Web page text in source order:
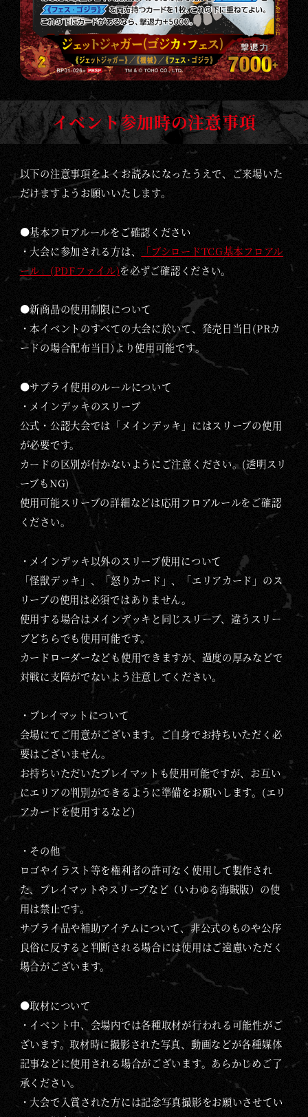
イベント参加時の注意事項
以下の注意事項をよくお読みになったうえで、ご来場いた
だけますようお願いいたします。
●基本フロアルールをご確認ください
・大会に参加される方は、
「ブシロードTCG基本フロアル
ール」(PDFファイル)を必ずご確認ください。
●新商品の使用制限について
・本イベントのすべての大会に於いて、発売日当日(PRカ
ードの場合配布当日)より使用可能です。
●サプライ使用のルールについて
・メインデッキのスリーブ
公式・公認大会では「メインデッキ」にはスリーブの使用
が必要です。
カードの区別が付かないようにご注意ください。(透明スリ
ーブもNG)
使用可能スリーブの詳細などは応用フロアルールをご確認
ください。
・メインデッキ以外のスリーブ使用について
「怪獣デッキ」、「怒りカード」、「エリアカード」のス
リーブの使用は必須ではありません。
使用する場合はメインデッキと同じスリーブ、違うスリー
ブどちらでも使用可能です。
カードローダーなども使用できますが、過度の厚みなどで
対戦に支障がでないよう注意してください。
・プレイマットについて
会場にてご用意がございます。ご自身でお持ちいただく必
要はございません。
お持ちいただいたプレイマットも使用可能ですが、お互い
にエリアの判別ができるように準備をお願いします。(エリ
アカードを使用するなど)
・その他
ロゴやイラスト等を権利者の許可なく使用して製作され
た、プレイマットやスリーブなど（いわゆる海賊版）の使
用は禁止です。
サプライ品や補助アイテムについて、非公式のものや公序
良俗に反すると判断される場合には使用はご遠慮いただく
場合がございます。
●取材について
・イベント中、会場内では各種取材が行われる可能性がご
ざいます。取材時に撮影された写真、動画などが各種媒体
記事などに使用される場合がございます。あらかじめご了
承ください。
・大会で入賞された方には記念写真撮影をお願いさせてい